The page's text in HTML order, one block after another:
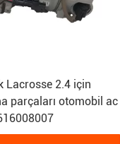
Lacrosse 2.4 için
parçaları otomobil ac